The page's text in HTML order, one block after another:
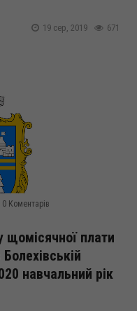
671
19 сер, 2019
0 Коментарів
щомісячної плати
навчальний рік